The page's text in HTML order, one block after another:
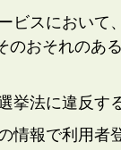
ビスにおいて
のおそれのあ
挙法に違反す
情報で利用者